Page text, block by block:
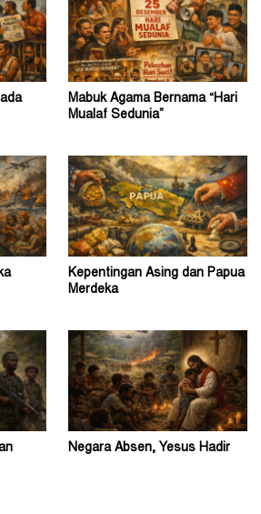
Mabuk Agama Bernama “Hari
Mualaf Sedunia”
Kepentingan Asing dan Papua
Merdeka
Negara Absen, Yesus Hadir